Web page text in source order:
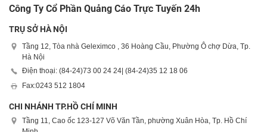
Công Ty Cổ Phần Quảng Cáo Trực Tuyến 24h
TRỤ SỞ HÀ NỘI
Tầng 12, Tòa nhà Geleximco , 36 Hoàng Cầu, Phường Ô chợ Dừa, Tp.
Hà Nội
Điện thoại: (84-24)73 00 24 24 | (84-24)35 12 18 06
Fax:0243 512 1804
CHI NHÁNH TP.HỒ CHÍ MINH
Tầng 11, Cao ốc 123-127 Võ Văn Tần, phường Xuân Hòa, Tp. Hồ Chí